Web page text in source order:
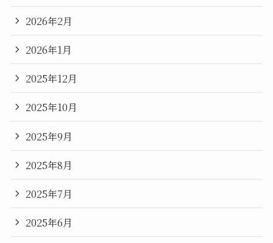
2026年2月
2026年1月
2025年12月
2025年10月
2025年9月
2025年8月
2025年7月
2025年6月